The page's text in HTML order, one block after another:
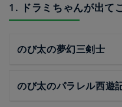
1. ドラミちゃんが出て
のび太の夢幻三剣士
のび太のパラレル西遊